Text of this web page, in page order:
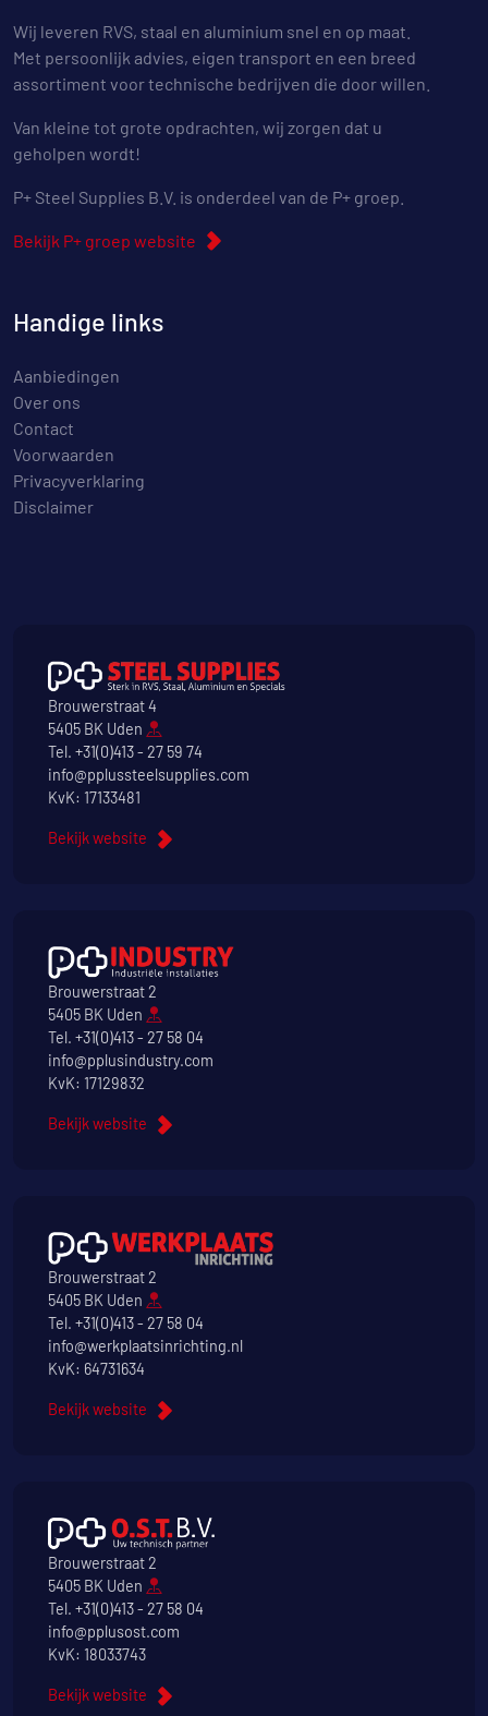
Wij leveren RVS, staal en aluminium snel en op maat.
Met persoonlijk advies, eigen transport en een breed
assortiment voor technische bedrijven die door willen.
Van kleine tot grote opdrachten, wij zorgen dat u
geholpen wordt!
P+ Steel Supplies B.V. is onderdeel van de P+ groep.
Bekijk P+ groep website
Handige links
Aanbiedingen
Over ons
Contact
Voorwaarden
Privacyverklaring
Disclaimer
Brouwerstraat 4
5405 BK Uden
Tel. +31(0)413 - 27 59 74
info@pplussteelsupplies.com
KvK: 17133481
Bekijk website
Brouwerstraat 2
5405 BK Uden
Tel. +31(0)413 - 27 58 04
info@pplusindustry.com
KvK: 17129832
Bekijk website
Brouwerstraat 2
5405 BK Uden
Tel. +31(0)413 - 27 58 04
info@werkplaatsinrichting.nl
KvK: 64731634
Bekijk website
Brouwerstraat 2
5405 BK Uden
Tel. +31(0)413 - 27 58 04
info@pplusost.com
KvK: 18033743
Bekijk website